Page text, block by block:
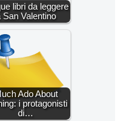
libri da leggere
San Valentino
Ado About
i protagonisti
di…